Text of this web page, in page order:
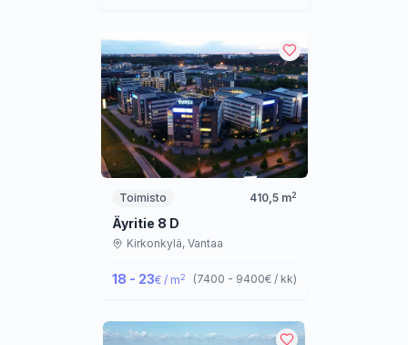
Toimisto 410,5m2
Äyritie 8 D
Kirkonkylä, Vantaa
18 - 23€ / m2 (7400 - 9400€ / kk)